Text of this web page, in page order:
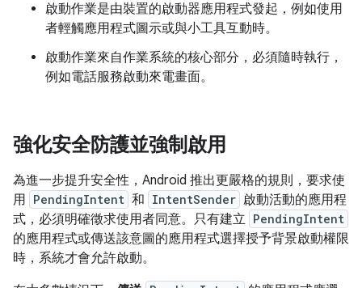
啟動作業是由裝置的啟動器應用程式發起，例如使用
者輕觸應用程式圖示或與小工具互動時。
啟動作業來自作業系統的核心部分，必須隨時執行，
例如電話服務啟動來電畫面。
強化安全防護並強制啟用
為進一步提升安全性，Android 推出更嚴格的規則，要求使
用 PendingIntent 和 IntentSender 啟動活動的應用程
式，必須明確徵求使用者同意。只有建立 PendingIntent
的應用程式或傳送該意圖的應用程式選擇授予背景啟動權限
時，系統才會允許啟動。